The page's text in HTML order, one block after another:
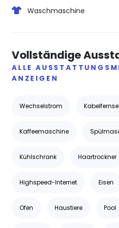
Waschmaschine
Vollständige
ALLE
ANZEIGEN
Wechselstrom
Kaffeemaschine
Kühlschrank Haartrockner
Highspeed-Internet Eisen
Ofen Haustiere Pool